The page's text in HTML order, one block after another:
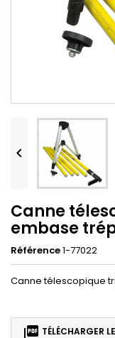

Canne
embase
Référence1-77022
Canne télescopique
 TÉLÉCHARGER